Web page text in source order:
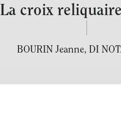
La croix
BOURIN Jeanne, DI